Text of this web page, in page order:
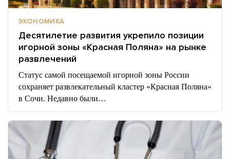
ЭКОНОМИКА
Десятилетие развития укрепило позиции
игорной зоны «Красная Поляна» на рынке
развлечений
Статус самой посещаемой игорной зоны России
сохраняет развлекательный кластер «Красная Поляна»
в Сочи. Недавно были…